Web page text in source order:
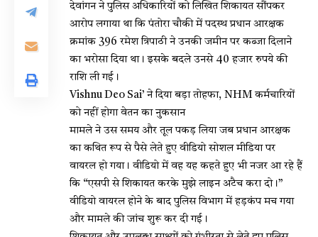
देवांगन ने पुलिस अधिकारियों को लिखित शिकायत सौंपकर
आरोप लगाया था कि पंतोरा चौकी में पदस्थ प्रधान आरक्षक
क्रमांक 396 रमेश त्रिपाठी ने उनकी जमीन पर कब्जा दिलाने
का भरोसा दिया था। इसके बदले उनसे 40 हजार रुपये की
राशि ली गई।
Vishnu Deo Sai’ ने दिया बड़ा तोहफा, NHM कर्मचारियों
को नहीं होगा वेतन का नुकसान
मामले ने उस समय और तूल पकड़ लिया जब प्रधान आरक्षक
का कथित रूप से पैसे लेते हुए वीडियो सोशल मीडिया पर
वायरल हो गया। वीडियो में वह यह कहते हुए भी नजर आ रहे हैं
कि “एसपी से शिकायत करके मुझे लाइन अटैच करा दो।”
वीडियो वायरल होने के बाद पुलिस विभाग में हड़कंप मच गया
और मामले की जांच शुरू कर दी गई।